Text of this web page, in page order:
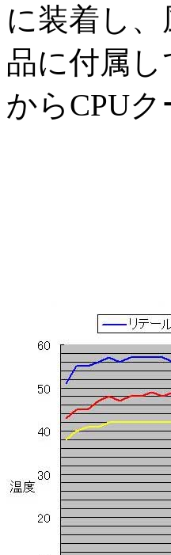
に装着し
品に付属
からCPU